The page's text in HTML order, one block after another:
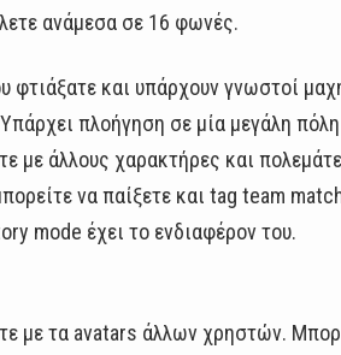
ανάμεσα σε 16 φωνές.
φτιάξατε και υπάρχουν γνωστοί
πλοήγηση σε μία μεγάλη
με άλλους χαρακτήρες και
να παίξετε και tag team
mode έχει το ενδιαφέρον του.
με τα avatars άλλων χρηστών.